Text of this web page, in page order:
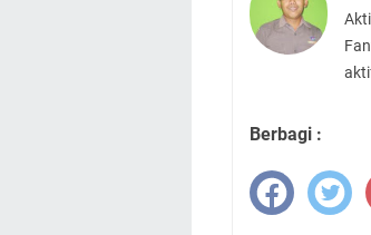
Berbagi :